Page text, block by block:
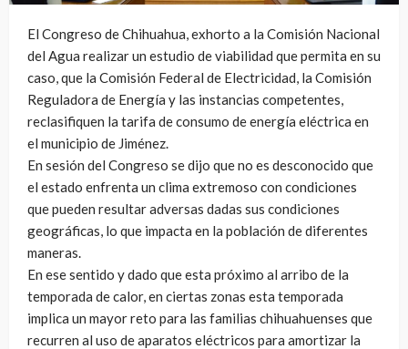
El Congreso de Chihuahua, exhorto a la Comisión Nacional
del Agua realizar un estudio de viabilidad que permita en su
caso, que la Comisión Federal de Electricidad, la Comisión
Reguladora de Energía y las instancias competentes,
reclasifiquen la tarifa de consumo de energía eléctrica en
el municipio de Jiménez.
En sesión del Congreso se dijo que no es desconocido que
el estado enfrenta un clima extremoso con condiciones
que pueden resultar adversas dadas sus condiciones
geográficas, lo que impacta en la población de diferentes
maneras.
En ese sentido y dado que esta próximo al arribo de la
temporada de calor, en ciertas zonas esta temporada
implica un mayor reto para las familias chihuahuenses que
recurren al uso de aparatos eléctricos para amortizar la